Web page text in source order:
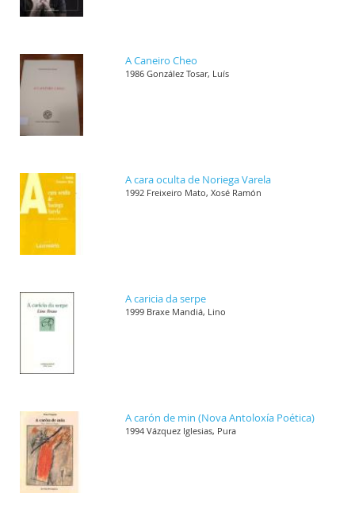
A Caneiro Cheo
1986 González Tosar, Luís
A cara oculta de Noriega Varela
1992 Freixeiro Mato, Xosé Ramón
A caricia da serpe
1999 Braxe Mandiá, Lino
A carón de min (Nova Antoloxía Poética)
1994 Vázquez Iglesias, Pura